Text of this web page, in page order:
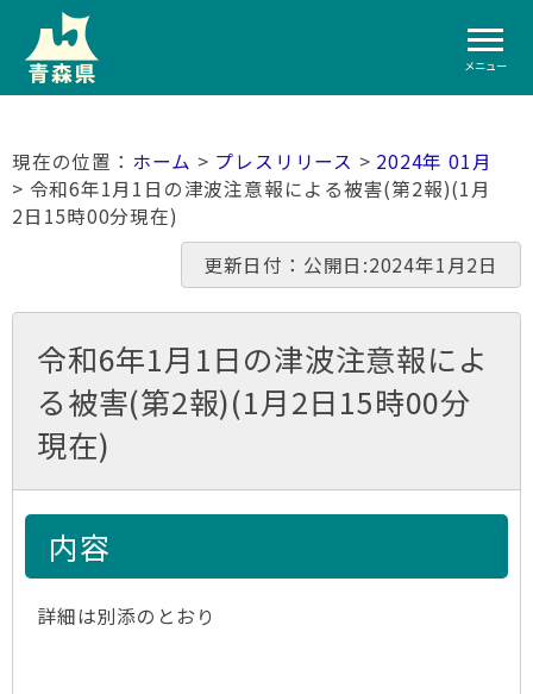
メニュー
ホーム > プレスリリース > 2024年 01月
> 令和6年1月1日の津波注意報による被害(第2報)(1月
2日15時00分現在)
更新日付：公開日:2024年1月2日
令和6年1月1日の津波注意報によ
る被害(第2報)(1月2日15時00分
現在)
内容
詳細は別添のとおり